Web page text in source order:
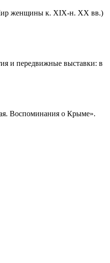
(Мир женщины к. ХIХ-н. ХХ вв.)
и передвижные выставки: в
Воспоминания о Крыме».